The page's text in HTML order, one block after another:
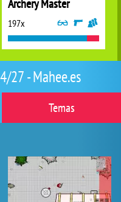
27 - Mahee.es
Temas
Archery Master
197x